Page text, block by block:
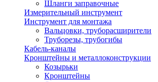
Шланги заправочные
Измерительный инструмент
Инструмент для монтажа
Вальцовки, труборасширители
Труборезы, трубогибы
Кабель-каналы
Кронштейны и металлоконструкции
Козырьки
Кронштейны